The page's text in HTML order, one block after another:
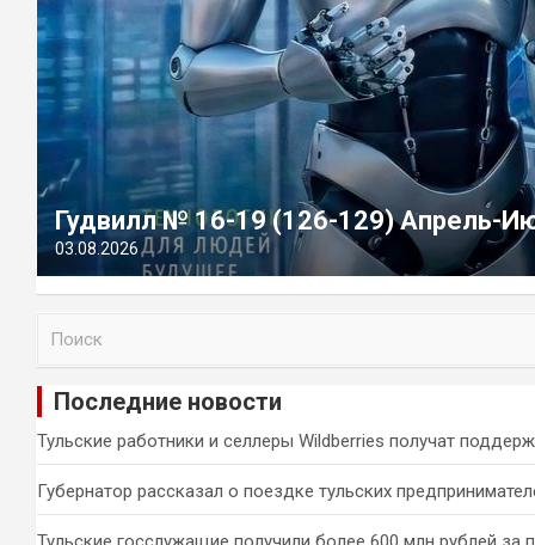
Гудвилл № 16-19 (126-129) Апрель-
03.08.2026
и
Последние новости
Тульские работники и селлеры Wildberries получат
Губернатор рассказал о поездке тульских